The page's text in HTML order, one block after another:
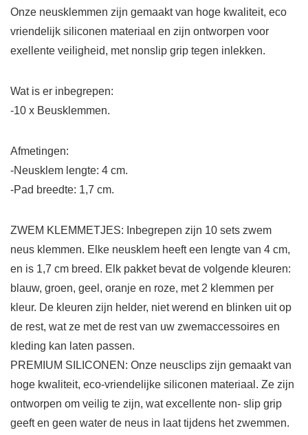
Onze neusklemmen zijn gemaakt van hoge kwaliteit, eco
vriendelijk siliconen materiaal en zijn ontworpen voor
exellente veiligheid, met nonslip grip tegen inlekken.
Wat is er inbegrepen:
-10 x Beusklemmen.
Afmetingen:
-Neusklem lengte: 4 cm.
-Pad breedte: 1,7 cm.
ZWEM KLEMMETJES: Inbegrepen zijn 10 sets zwem
neus klemmen. Elke neusklem heeft een lengte van 4 cm,
en is 1,7 cm breed. Elk pakket bevat de volgende kleuren:
blauw, groen, geel, oranje en roze, met 2 klemmen per
kleur. De kleuren zijn helder, niet werend en blinken uit op
de rest, wat ze met de rest van uw zwemaccessoires en
kleding kan laten passen.
PREMIUM SILICONEN: Onze neusclips zijn gemaakt van
hoge kwaliteit, eco-vriendelijke siliconen materiaal. Ze zijn
ontworpen om veilig te zijn, wat excellente non- slip grip
geeft en geen water de neus in laat tijdens het zwemmen.